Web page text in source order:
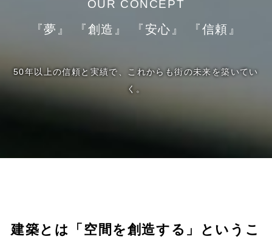
OUR CONCEPT
『夢』 『創造』 『安心』 『信頼』
50年以上の信頼と実績で、これからも街の未来を築いてい
く。
建築とは「空間を創造する」というこ